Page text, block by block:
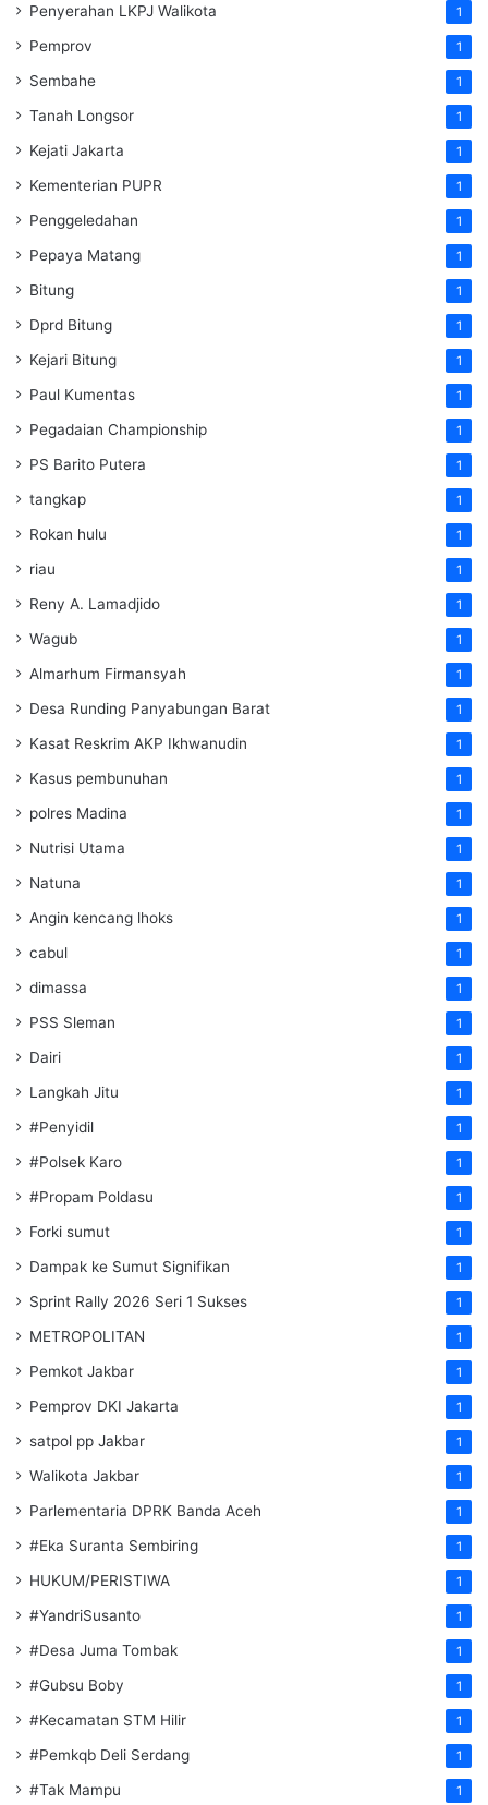
Penyerahan LKPJ Walikota 1
Pemprov 1
Sembahe 1
Tanah Longsor 1
Kejati Jakarta 1
Kementerian PUPR 1
Penggeledahan 1
Pepaya Matang 1
Bitung 1
Dprd Bitung 1
Kejari Bitung 1
Paul Kumentas 1
Pegadaian Championship 1
PS Barito Putera 1
tangkap 1
Rokan hulu 1
riau 1
Reny A. Lamadjido 1
Wagub 1
Almarhum Firmansyah 1
Desa Runding Panyabungan Barat 1
Kasat Reskrim AKP Ikhwanudin 1
Kasus pembunuhan 1
polres Madina 1
Nutrisi Utama 1
Natuna 1
Angin kencang lhoks 1
cabul 1
dimassa 1
PSS Sleman 1
Dairi 1
Langkah Jitu 1
#Penyidil 1
#Polsek Karo 1
#Propam Poldasu 1
Forki sumut 1
Dampak ke Sumut Signifikan 1
Sprint Rally 2026 Seri 1 Sukses 1
METROPOLITAN 1
Pemkot Jakbar 1
Pemprov DKI Jakarta 1
satpol pp Jakbar 1
Walikota Jakbar 1
Parlementaria DPRK Banda Aceh 1
#Eka Suranta Sembiring 1
HUKUM/PERISTIWA 1
#YandriSusanto 1
#Desa Juma Tombak 1
#Gubsu Boby 1
#Kecamatan STM Hilir 1
#Pemkqb Deli Serdang 1
#Tak Mampu 1